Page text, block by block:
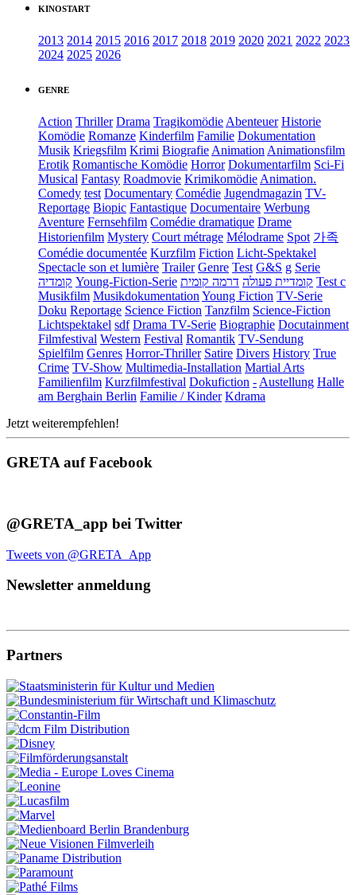
KINOSTART
2013 2014 2015 2016 2017 2018 2019 2020 2021 2022 2023
2024 2025 2026
GENRE
Action Thriller Drama Tragikomödie Abenteuer Historie
Komödie Romanze Kinderfilm Familie Dokumentation
Musik Kriegsfilm Krimi Biografie Animation Animationsfilm
Erotik Romantische Komödie Horror Dokumentarfilm Sci-Fi
Musical Fantasy Roadmovie Krimikomödie Animation.
Comedy test Documentary Comédie Jugendmagazin TV-
Reportage Biopic Fantastique Documentaire Werbung
Aventure Fernsehfilm Comédie dramatique Drame
Historienfilm Mystery Court métrage Mélodrame Spot 가족
Comédie documentée Kurzfilm Fiction Licht-Spektakel
Spectacle son et lumière Trailer Genre Test G&S g Serie
קומדיה Young-Fiction-Serie קומדיית פעולה דרמה קומית
Test c
Musikfilm Musikdokumentation Young Fiction TV-Serie
Doku Reportage Science Fiction Tanzfilm Science-Fiction
Lichtspektakel sdf Drama TV-Serie Biographie Docutainment
Filmfestival Western Festival Romantik TV-Sendung
Spielfilm Genres Horror-Thriller Satire Divers History True
Crime TV-Show Multimedia-Installation Martial Arts
Familienfilm Kurzfilmfestival Dokufiction - Austellung Halle
am Berghain Berlin Familie / Kinder Kdrama
Jetzt weiterempfehlen!
GRETA auf Facebook
@GRETA_app bei Twitter
Tweets von @GRETA_App
Newsletter anmeldung
Partners